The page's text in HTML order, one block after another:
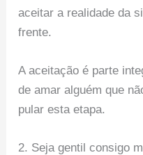
aceitar a realidade da
frente.
A aceitação é parte
de amar alguém que
pular esta etapa.
2. Seja gentil consigo